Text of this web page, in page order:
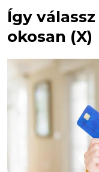
Így
okosan (X)